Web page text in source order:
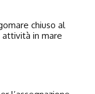
chiuso al
in mare